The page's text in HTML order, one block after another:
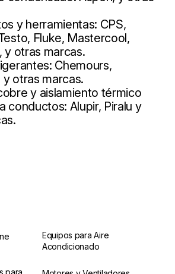
y herramientas: CPS,
Fluke, Mastercool,
y otras marcas.
Chemours,
otras marcas.
y aislamiento térmico
conductos: Alupir, Piralu y
Equipos para Aire
Acondicionado
para